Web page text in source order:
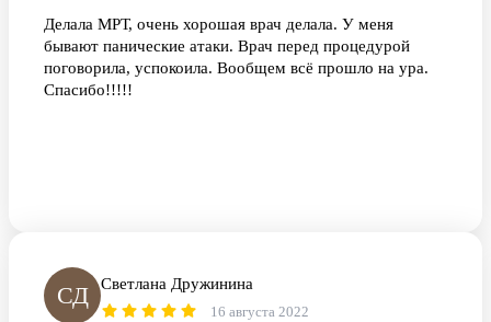
Делала МРТ, очень хорошая врач делала. У меня
бывают панические атаки. Врач перед процедурой
поговорила, успокоила. Вообщем всё прошло на ура.
Спасибо!!!!!
СД Светлана Дружинина
16 августа 2022